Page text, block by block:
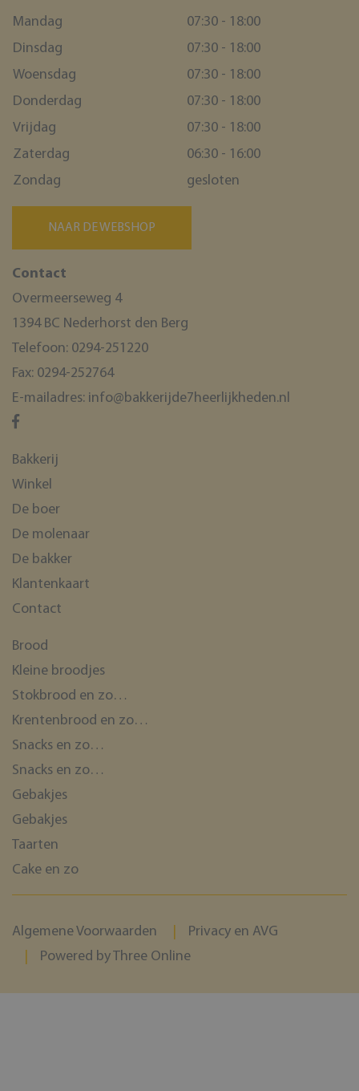
Mandag
07:30 - 18:00
Dinsdag
07:30 - 18:00
Woensdag
07:30 - 18:00
Donderdag
07:30 - 18:00
Vrijdag
07:30 - 18:00
Zaterdag
06:30 - 16:00
Zondag
gesloten
NAAR DE WEBSHOP
Contact
Overmeerseweg 4
1394 BC Nederhorst den Berg
Telefoon: 0294-251220
Fax: 0294-252764
E-mailadres: info@bakkerijde7heerlijkheden.nl
Bakkerij
Winkel
De boer
De molenaar
De bakker
Klantenkaart
Contact
Brood
Kleine broodjes
Stokbrood en zo…
Krentenbrood en zo…
Snacks en zo…
Snacks en zo…
Gebakjes
Gebakjes
Taarten
Cake en zo
Algemene Voorwaarden
Privacy en AVG
Powered by Three Online